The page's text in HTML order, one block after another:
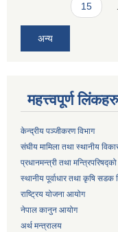
15
अन्य
महत्त्वपूर्ण
केन्द्रीय पञ्जीकरण विभाग
संघीय मामिला तथा स्थानीय
प्रधानमन्त्री तथा
स्थानीय पूर्वाधार तथा कृषि सडक
राष्ट्रिय योजना आयोग
नेपाल कानुन आयोग
अर्थ मन्त्रालय